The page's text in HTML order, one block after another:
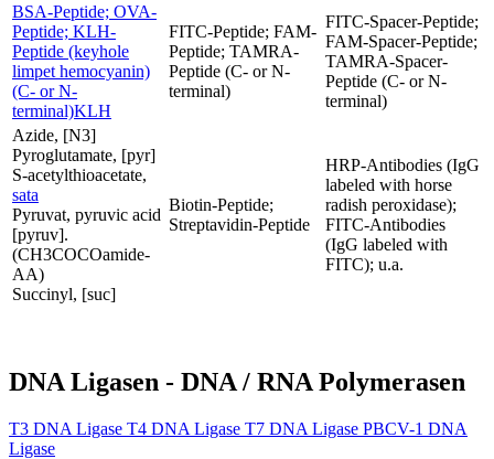
BSA-Peptide; OVA-
Peptide; KLH-
Peptide (keyhole
limpet hemocyanin)
(C- or N-
terminal)KLH
FITC-Peptide; FAM-
Peptide; TAMRA-
Peptide (C- or N-
terminal)
FITC-Spacer-Peptide;
FAM-Spacer-Peptide;
TAMRA-Spacer-
Peptide (C- or N-
terminal)
Azide, [N3]
Pyroglutamate, [pyr]
S-acetylthioacetate,
sata
Pyruvat, pyruvic acid
[pyruv].
(CH3COCOamide-
AA)
Succinyl, [suc]
Biotin-Peptide;
Streptavidin-Peptide
HRP-Antibodies (IgG
labeled with horse
radish peroxidase);
FITC-Antibodies
(IgG labeled with
FITC); u.a.
DNA Ligasen - DNA / RNA Polymerasen
T3 DNA Ligase T4 DNA Ligase T7 DNA Ligase PBCV-1 DNA
Ligase